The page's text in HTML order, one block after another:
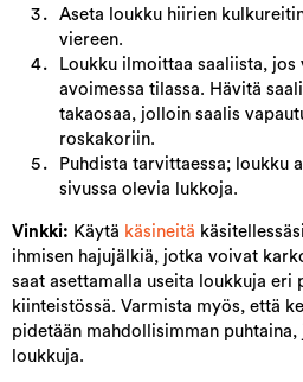
Aseta loukku hiirien
viereen.
Loukku ilmoittaa saaliista,
avoimessa tilassa. Hävitä
takaosaa, jolloin saalis
roskakoriin.
Puhdista tarvittaessa; loukku
sivussa olevia lukkoja.
Vinkki: Käytä käsineitä
ihmisen hajujälkiä, jotka voivat
saat asettamalla useita loukkuja eri
kiinteistössä. Varmista myös, että
pidetään mahdollisimman
loukkuja.